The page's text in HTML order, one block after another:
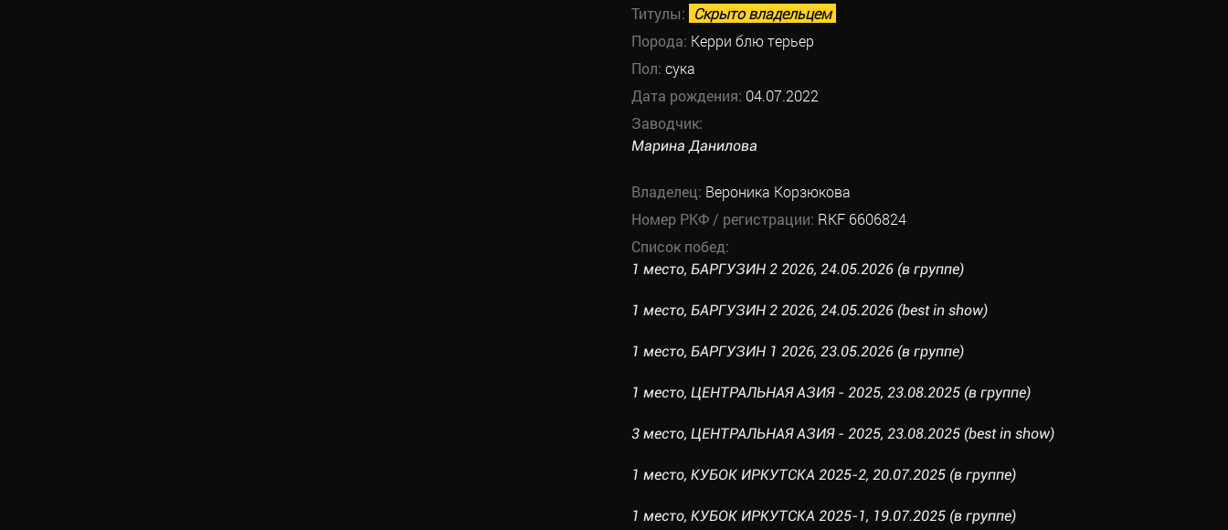
Титулы: Скрыто владельцем
Порода: Керри блю терьер
Пол: сука
Дата рождения: 04.07.2022
Заводчик:
Марина Данилова
Владелец: Вероника Корзюкова
Номер РКФ / регистрации: RKF 6606824
Список побед:
1 место, БАРГУЗИН 2 2026, 24.05.2026 (в группе)
1 место, БАРГУЗИН 2 2026, 24.05.2026 (best in show)
1 место, БАРГУЗИН 1 2026, 23.05.2026 (в группе)
1 место, ЦЕНТРАЛЬНАЯ АЗИЯ - 2025, 23.08.2025 (в группе)
3 место, ЦЕНТРАЛЬНАЯ АЗИЯ - 2025, 23.08.2025 (best in show)
1 место, КУБОК ИРКУТСКА 2025-2, 20.07.2025 (в группе)
1 место, КУБОК ИРКУТСКА 2025-1, 19.07.2025 (в группе)